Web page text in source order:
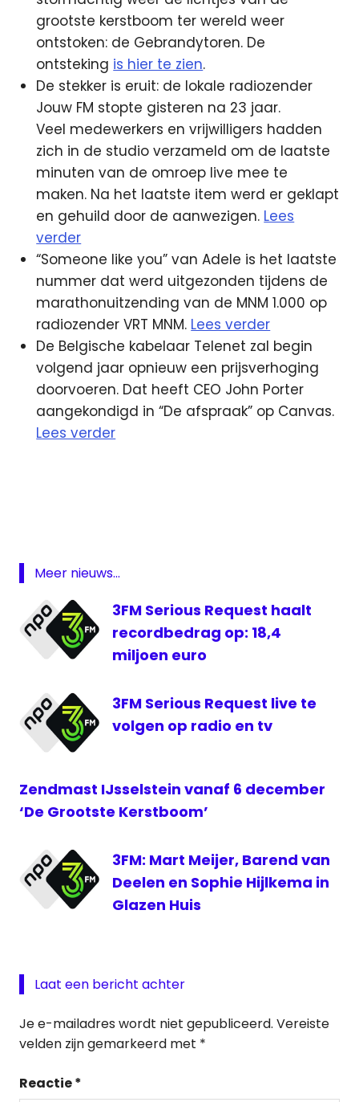
grootste kerstboom ter wereld weer
ontstoken: de Gebrandytoren. De
ontsteking is hier te zien.
De stekker is eruit: de lokale radiozender
Jouw FM stopte gisteren na 23 jaar.
Veel medewerkers en vrijwilligers hadden
zich in de studio verzameld om de laatste
minuten van de omroep live mee te
maken. Na het laatste item werd er geklapt
en gehuild door de aanwezigen. Lees
verder
“Someone like you” van Adele is het laatste
nummer dat werd uitgezonden tijdens de
marathonuitzending van de MNM 1.000 op
radiozender VRT MNM. Lees verder
De Belgische kabelaar Telenet zal begin
volgend jaar opnieuw een prijsverhoging
doorvoeren. Dat heeft CEO John Porter
aangekondigd in “De afspraak” op Canvas.
Lees verder
MNM
MTV
Paul
Leeuw
Telenet
VPRO
zendmast
Meer nieuws...
3FM Serious Request haalt
recordbedrag op: 18,4
miljoen euro
3FM Serious Request live te
volgen op radio en tv
Zendmast IJsselstein vanaf 6 december
‘De Grootste Kerstboom’
3FM: Mart Meijer, Barend van
Deelen en Sophie Hijlkema in
Glazen Huis
Laat een bericht achter
Je e-mailadres wordt niet gepubliceerd. Vereiste
velden zijn gemarkeerd met *
Reactie*